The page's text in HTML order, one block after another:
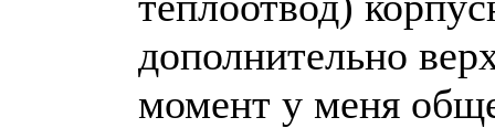
дополнительно
момент у меня